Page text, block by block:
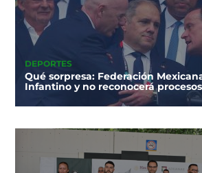
DEPORTES
Qué sorpresa: Federación
Infantino y no reconocerá